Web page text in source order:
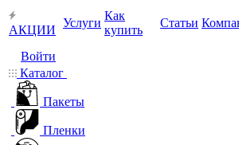
АКЦИИ
Услуги
Как
купить
Статьи
Войти
Каталог
Пакеты
Пленки